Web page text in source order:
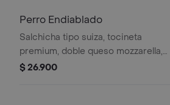
Perro Endiablado
Salchicha tipo suiza, tocineta
premium, doble queso mozzarella,
peperoni, jalapeños y sriracha,
$ 26.900